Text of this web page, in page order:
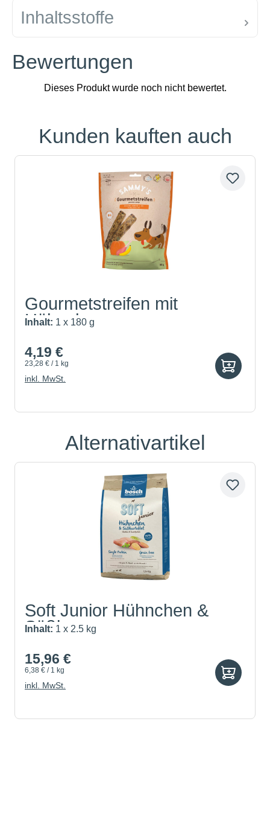
Inhaltsstoffe
Bewertungen
Produktgalerie überspringen
Kunden kauften auch
Gourmetstreifen mit
Hühnche...
Inhalt: 1 x 180 g
4,19 €
23,28 € / 1 kg
inkl. MwSt.
Produktgalerie überspringen
Alternativartikel
Soft Junior Hühnchen &
Süßk...
Inhalt: 1 x 2.5 kg
15,96 €
6,38 € / 1 kg
inkl. MwSt.